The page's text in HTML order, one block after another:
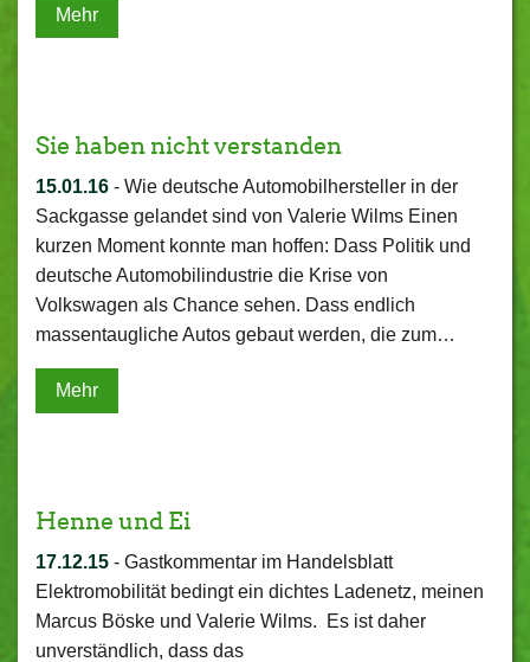
Mehr
Sie haben nicht verstanden
15.01.16 - Wie deutsche Automobilhersteller in der
Sackgasse gelandet sind von Valerie Wilms Einen
kurzen Moment konnte man hoffen: Dass Politik und
deutsche Automobilindustrie die Krise von
Volkswagen als Chance sehen. Dass endlich
massentaugliche Autos gebaut werden, die zum…
Mehr
Henne und Ei
17.12.15 - Gastkommentar im Handelsblatt
Elektromobilität bedingt ein dichtes Ladenetz, meinen
Marcus Böske und Valerie Wilms. Es ist daher
unverständlich, dass das